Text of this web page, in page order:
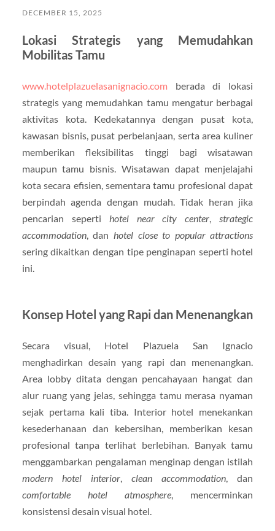
DECEMBER 15, 2025
Lokasi Strategis yang Memudahkan
Mobilitas Tamu
www.hotelplazuelasanignacio.com berada di lokasi
strategis yang memudahkan tamu mengatur berbagai
aktivitas kota. Kedekatannya dengan pusat kota,
kawasan bisnis, pusat perbelanjaan, serta area kuliner
memberikan fleksibilitas tinggi bagi wisatawan
maupun tamu bisnis. Wisatawan dapat menjelajahi
kota secara efisien, sementara tamu profesional dapat
berpindah agenda dengan mudah. Tidak heran jika
pencarian seperti hotel near city center,strategic
accommodation, dan hotel close to popular attractions
sering dikaitkan dengan tipe penginapan seperti hotel
ini.
Konsep Hotel yang Rapi dan Menenangkan
Secara visual, Hotel Plazuela San Ignacio
menghadirkan desain yang rapi dan menenangkan.
Area lobby ditata dengan pencahayaan hangat dan
alur ruang yang jelas, sehingga tamu merasa nyaman
sejak pertama kali tiba. Interior hotel menekankan
kesederhanaan dan kebersihan, memberikan kesan
profesional tanpa terlihat berlebihan. Banyak tamu
menggambarkan pengalaman menginap dengan istilah
modern hotel interior,clean accommodation, dan
comfortable hotel atmosphere, mencerminkan
konsistensi desain visual hotel.